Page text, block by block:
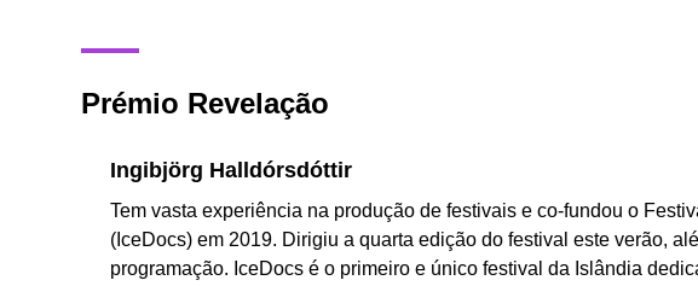
Prémio Revelação
Ingibjörg Halldórsdóttir
Tem vasta experiência na produção de festivais e co-fundou o
(IceDocs) em 2019. Dirigiu a quarta edição do festival este verão,
programação. IceDocs é o primeiro e único festival da Islândia